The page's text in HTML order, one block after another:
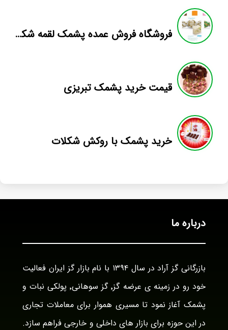
فروشگاه فروش عمده پشمک لقمه شکلاتی میوه ای
قیمت خرید پشمک تبریزی
خرید پشمک با روکش شکلات
درباره ما
بازرگانی گز آراد در سال ۱۳۹۴ با نام بازار گز ایران فعالیت
خود رو در زمینه ی عرضه گز٬ گز سوهانی٬ پولکی نبات و
پشمک آغاز نمود تا مسیری هموار برای معاملات تجاری
در این حوزه برای بازار های داخلی و خارجی فراهم سازد.